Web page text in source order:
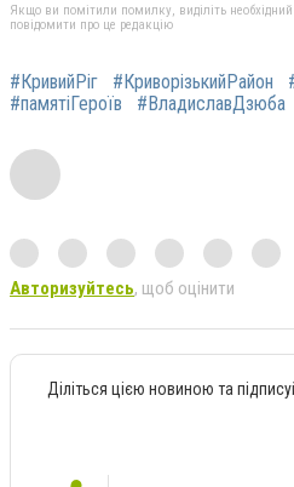
Якщо ви помітили помилку, виділіть
повідомити про це редакцію
#КривийРіг #КриворізькийРайон
#памятіГероїв
#ВладиславДзюба
Авторизуйтесь, щоб оцінити
Діліться цією новиною та